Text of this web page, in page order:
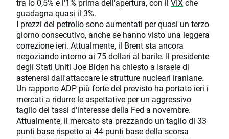
tra lo 0,5% e l'1% prima dell'apertura, con il VIXche
guadagna quasi il 3%.
I prezzi del petroliosono aumentati per quasi un terzo
giorno consecutivo, anche se hanno visto una leggera
correzione ieri. Attualmente, il Brent sta ancora
negoziando intorno ai 75 dollari al barile. Il presidente
degli Stati Uniti Joe Biden ha chiesto a Israele di
astenersi dall'attaccare le strutture nucleari iraniane.
Un rapporto ADP più forte del previsto ha portato ieri i
mercati a ridurre le aspettative per un aggressivo
taglio dei tassi d'interesse della Fed a novembre.
Attualmente, il mercato sta prezzando un taglio di 33
punti base rispetto ai 44 punti base della scorsa